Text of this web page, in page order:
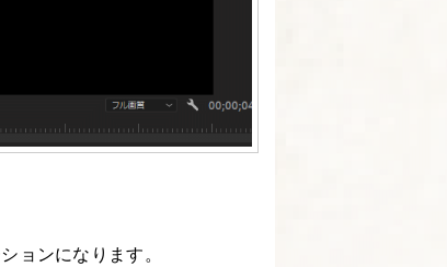
ョンになります。